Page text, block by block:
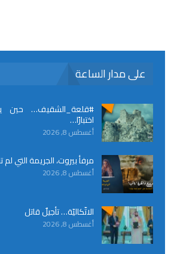
على مدار الساعة
#قلعة_الشقيف… حين
اختبارًا…
أغسطس 8, 2026
مرفأ بيروت، الجريمة التي لم
أغسطس 8, 2026
الاتّكاليّة… تأجيلٌ قاتل
أغسطس 8, 2026